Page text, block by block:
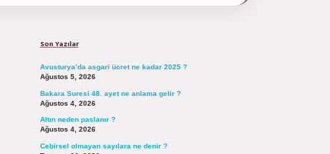
Son Yazılar
Avusturya’da asgari ücret ne kadar 2025 ?
Ağustos 5, 2026
Bakara Suresi 48. ayet ne anlama gelir ?
Ağustos 4, 2026
Altın neden paslanır ?
Ağustos 4, 2026
Cebirsel olmayan sayılara ne denir ?